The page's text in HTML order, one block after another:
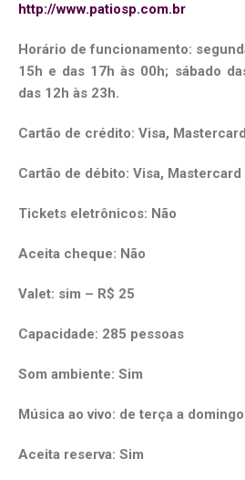
http://www.patiosp.com.br
Horário de funcionamento:
15h e das 17h às 00h; sábado
das 12h às 23h.
Cartão de crédito: Visa,
Cartão de débito: Visa,
Tickets eletrônicos: Não
Aceita cheque: Não
Valet: sim – R$ 25
Capacidade: 285 pessoas
Som ambiente: Sim
Música ao vivo: de terça a domingo
Aceita reserva: Sim